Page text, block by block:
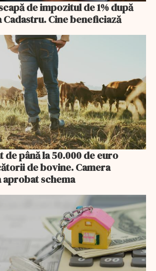
de impozitul de 1% după
Cine beneficiază
de până la 50.000 de euro
de bovine. Camera
schema